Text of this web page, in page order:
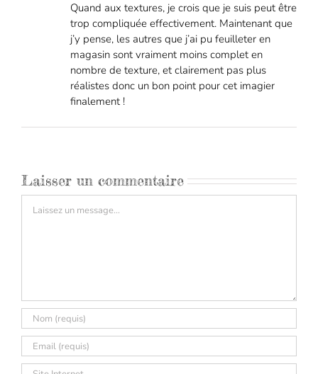
Quand aux textures, je crois que je suis peut être
trop compliquée effectivement. Maintenant que
j’y pense, les autres que j’ai pu feuilleter en
magasin sont vraiment moins complet en
nombre de texture, et clairement pas plus
réalistes donc un bon point pour cet imagier
finalement !
Laisser un commentaire